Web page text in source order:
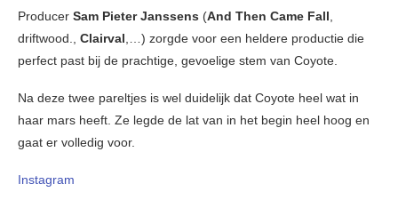
Producer Sam Pieter Janssens (And Then Came Fall,
driftwood., Clairval,…) zorgde voor een heldere productie die
perfect past bij de prachtige, gevoelige stem van Coyote.
Na deze twee pareltjes is wel duidelijk dat Coyote heel wat in
haar mars heeft. Ze legde de lat van in het begin heel hoog en
gaat er volledig voor.
Instagram